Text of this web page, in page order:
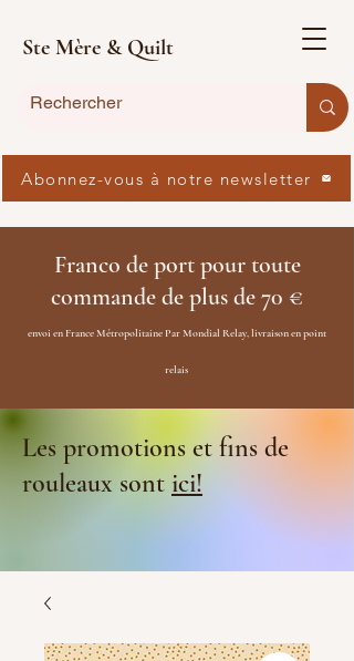
Ste Mère & Quilt
Franco de port pour toute
commande de plus de 70 €
envoi en France Métropolitaine Par Mondial Relay, livraison en point
relais
Les promotions et fins de
rouleaux sontici!
Abonnez-vous à notre newsletter